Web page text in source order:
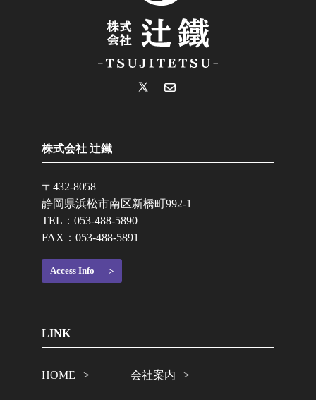
株式会社 辻鐵
〒432-8058
静岡県浜松市南区新橋町992-1
TEL：053-488-5890
FAX：053-488-5891
Access Info
LINK
HOME 会社案内